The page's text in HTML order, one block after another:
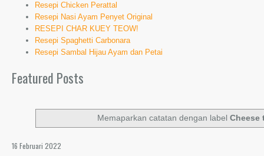
Resepi Chicken Perattal
Resepi Nasi Ayam Penyet Original
RESEPI CHAR KUEY TEOW!
Resepi Spaghetti Carbonara
Resepi Sambal Hijau Ayam dan Petai
Featured Posts
Memaparkan catatan dengan label Cheese
16 Februari 2022